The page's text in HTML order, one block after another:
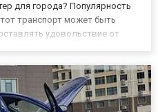
для города? Популярность
транспорт может быть
удовольствие от